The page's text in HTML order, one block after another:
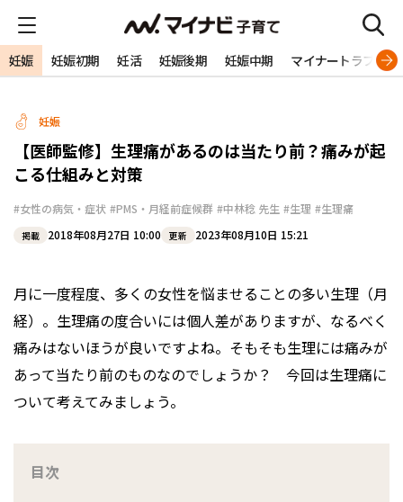
妊娠 妊娠初期 妊活 妊娠後期 妊娠中期 マイナートラブル
妊娠
【医師監修】生理痛があるのは当たり前？痛みが起
こる仕組みと対策
#女性の病気・症状 #PMS・月経前症候群 #中林稔 先生 #生理 #生理痛
掲載 2018年08月27日 10:00 更新 2023年08月10日 15:21
月に一度程度、多くの女性を悩ませることの多い生理（月
経）。生理痛の度合いには個人差がありますが、なるべく
痛みはないほうが良いですよね。そもそも生理には痛みが
あって当たり前のものなのでしょうか？ 今回は生理痛に
ついて考えてみましょう。
目次